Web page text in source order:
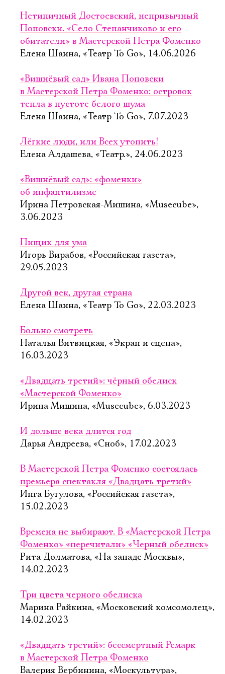
Нетипичный Достоевский, непривычный
Поповски. «Село Степанчиково и его
обитатели» в Мастерской Петра Фоменко
Елена Шаина, «Театр To Go», 14.06.2026
«Вишнёвый сад» Ивана Поповски
в Мастерской Петра Фоменко: островок
тепла в пустоте белого шума
Елена Шаина, «Театр To Go», 7.07.2023
Лёгкие люди, или Всех утопить!
Елена Алдашева, «Театр.», 24.06.2023
«Вишнёвый сад»: «фоменки»
об инфантилизме
Ирина Петровская-Мишина, «Musecube»,
3.06.2023
Пищик для ума
Игорь Вирабов, «Российская газета»,
29.05.2023
Другой век, другая страна
Елена Шаина, «Театр To Go», 22.03.2023
Больно смотреть
Наталья Витвицкая, «Экран и сцена»,
16.03.2023
«Двадцать третий»: чёрный обелиск
«Мастерской Фоменко»
Ирина Мишина, «Musecube», 6.03.2023
И дольше века длится год
Дарья Андреева, «Сноб», 17.02.2023
В Мастерской Петра Фоменко состоялась
премьера спектакля «Двадцать третий»
Инга Бугулова, «Российская газета»,
15.02.2023
Времена не выбирают. В «Мастерской Петра
Фоменко» «перечитали» «Черный обелиск»
Рита Долматова, «На западе Москвы»,
14.02.2023
Три цвета черного обелиска
Марина Райкина, «Московский комсомолец»,
14.02.2023
«Двадцать третий»: бессмертный Ремарк
в Мастерской Петра Фоменко
Валерия Вербинина, «Москультура»,